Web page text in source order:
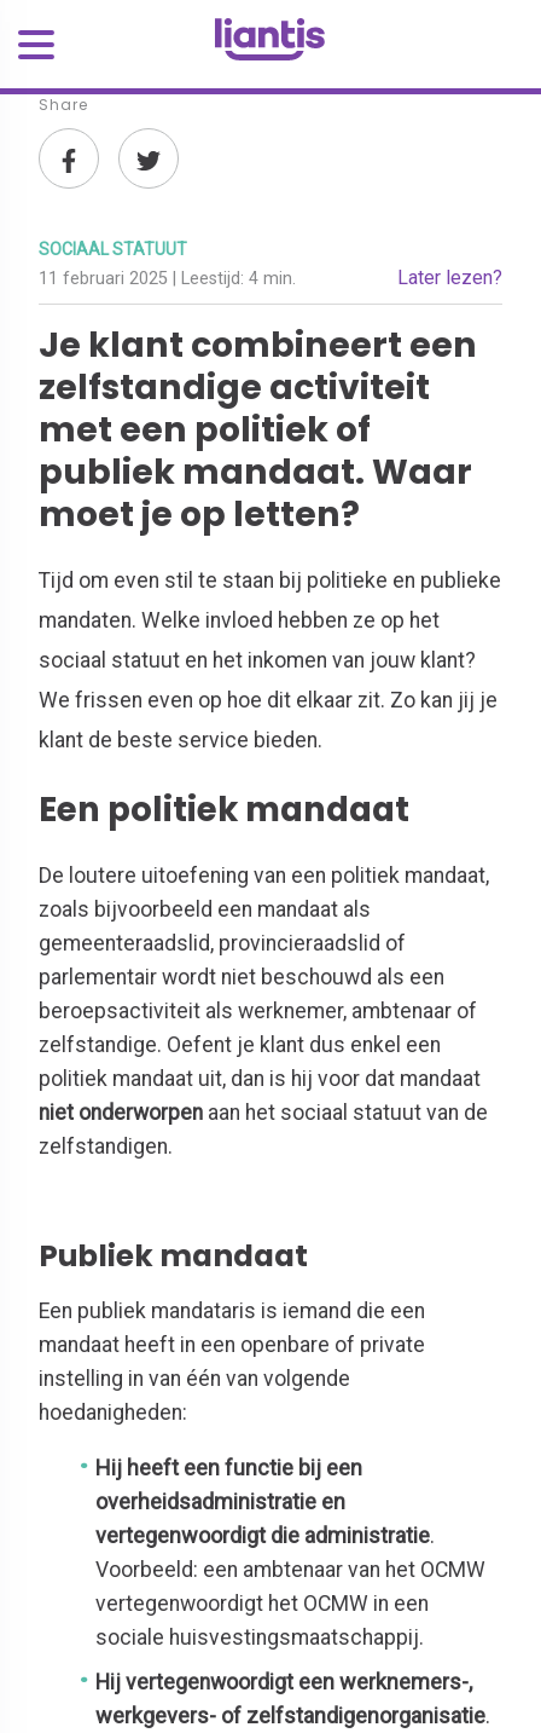
Share
SOCIAAL STATUUT
11 februari 2025 | Leestijd: 4 min. Later lezen?
Je klant combineert een
zelfstandige activiteit
met een politiek of
publiek mandaat. Waar
moet je op letten?
Tijd om even stil te staan bij politieke en publieke
mandaten. Welke invloed hebben ze op het
sociaal statuut en het inkomen van jouw klant?
We frissen even op hoe dit elkaar zit. Zo kan jij je
klant de beste service bieden.
Een politiek mandaat
De loutere uitoefening van een politiek mandaat,
zoals bijvoorbeeld een mandaat als
gemeenteraadslid, provincieraadslid of
parlementair wordt niet beschouwd als een
beroepsactiviteit als werknemer, ambtenaar of
zelfstandige. Oefent je klant dus enkel een
politiek mandaat uit, dan is hij voor dat mandaat
niet onderworpen aan het sociaal statuut van de
zelfstandigen.
Publiek mandaat
Een publiek mandataris is iemand die een
mandaat heeft in een openbare of private
instelling in van één van volgende
hoedanigheden:
Hij heeft een functie bij een
overheidsadministratie en
vertegenwoordigt die administratie.
Voorbeeld: een ambtenaar van het OCMW
vertegenwoordigt het OCMW in een
sociale huisvestingsmaatschappij.
Hij vertegenwoordigt een werknemers-,
werkgevers- of zelfstandigenorganisatie.